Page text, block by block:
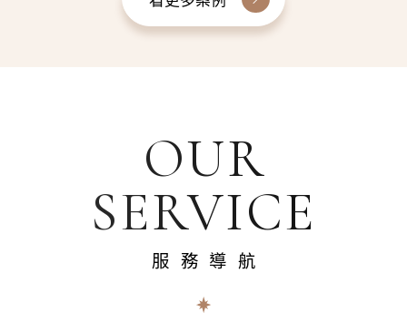
OUR
SERVICE
服務導航